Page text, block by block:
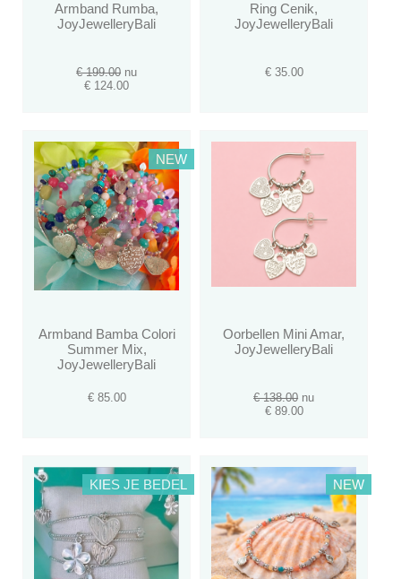
Armband Rumba,
JoyJewelleryBali
€ 199.00 nu
€ 124.00
Ring Cenik,
JoyJewelleryBali
€ 35.00
NEW
Armband Bamba Colori
Summer Mix,
JoyJewelleryBali
€ 85.00
Oorbellen Mini Amar,
JoyJewelleryBali
€ 138.00 nu
€ 89.00
KIES JE BEDEL NEW